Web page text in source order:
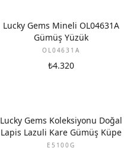
Lucky Gems Mineli OL04631A
Gümüş Yüzük
OL04631A
₺4.320
Lucky Gems Koleksiyonu Doğal
Lapis Lazuli Kare Gümüş Küpe
E5100G